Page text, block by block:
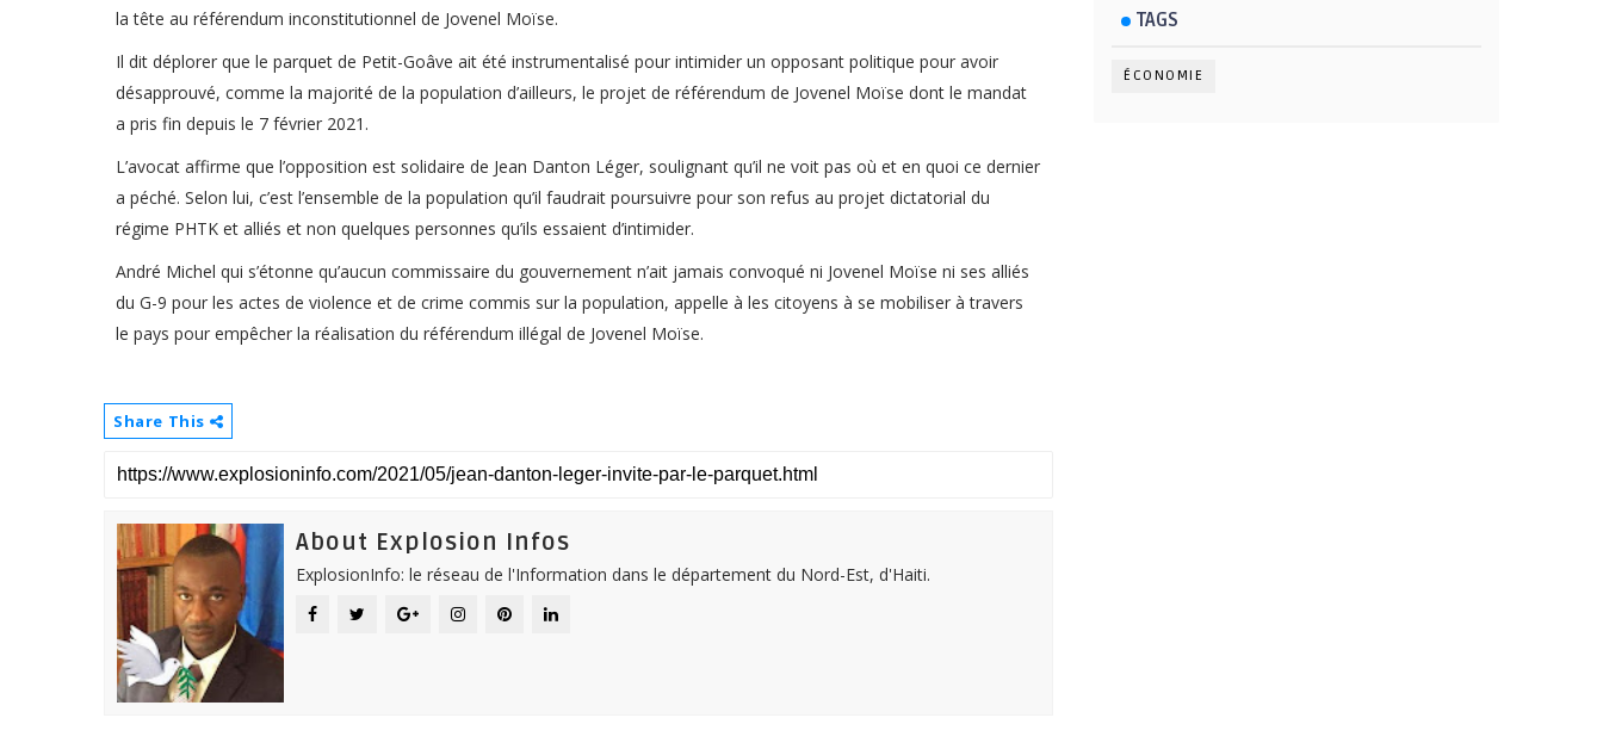
la tête au référendum inconstitutionnel de Jovenel Moïse.
Il dit déplorer que le parquet de Petit-Goâve ait été instrumentalisé pour intimider un opposant politique pour avoir
désapprouvé, comme la majorité de la population d’ailleurs, le projet de référendum de Jovenel Moïse dont le mandat
a pris fin depuis le 7 février 2021.
L’avocat affirme que l’opposition est solidaire de Jean Danton Léger, soulignant qu’il ne voit pas où et en quoi ce dernier
a péché. Selon lui, c’est l’ensemble de la population qu’il faudrait poursuivre pour son refus au projet dictatorial du
régime PHTK et alliés et non quelques personnes qu’ils essaient d’intimider.
André Michel qui s’étonne qu’aucun commissaire du gouvernement n’ait jamais convoqué ni Jovenel Moïse ni ses alliés
du G-9 pour les actes de violence et de crime commis sur la population, appelle à les citoyens à se mobiliser à travers
le pays pour empêcher la réalisation du référendum illégal de Jovenel Moïse.
Share This
About Explosion Infos
ExplosionInfo: le réseau de l'Information dans le département du Nord-Est, d'Haiti.
TAGS
ÉCONOMIE